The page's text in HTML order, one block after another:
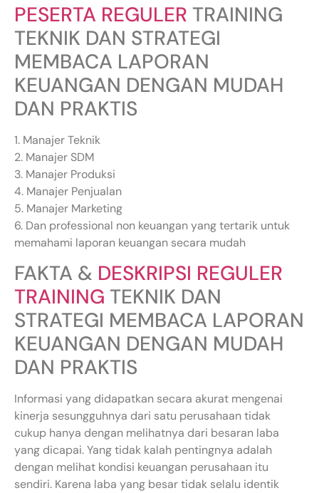
PESERTA REGULER TRAINING
TEKNIK DAN STRATEGI
MEMBACA LAPORAN
KEUANGAN DENGAN MUDAH
DAN PRAKTIS
1. Manajer Teknik
2. Manajer SDM
3. Manajer Produksi
4. Manajer Penjualan
5. Manajer Marketing
6. Dan professional non keuangan yang tertarik untuk
memahami laporan keuangan secara mudah
FAKTA & DESKRIPSI REGULER
TRAINING TEKNIK DAN
STRATEGI MEMBACA LAPORAN
KEUANGAN DENGAN MUDAH
DAN PRAKTIS
Informasi yang didapatkan secara akurat mengenai
kinerja sesungguhnya dari satu perusahaan tidak
cukup hanya dengan melihatnya dari besaran laba
yang dicapai. Yang tidak kalah pentingnya adalah
dengan melihat kondisi keuangan perusahaan itu
sendiri. Karena laba yang besar tidak selalu identik